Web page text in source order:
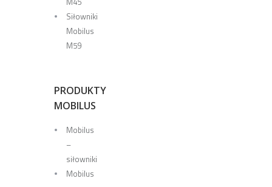
Siłowniki
Mobilus
M59
PRODUKTY
MOBILUS
Mobilus
–
siłowniki
Mobilus